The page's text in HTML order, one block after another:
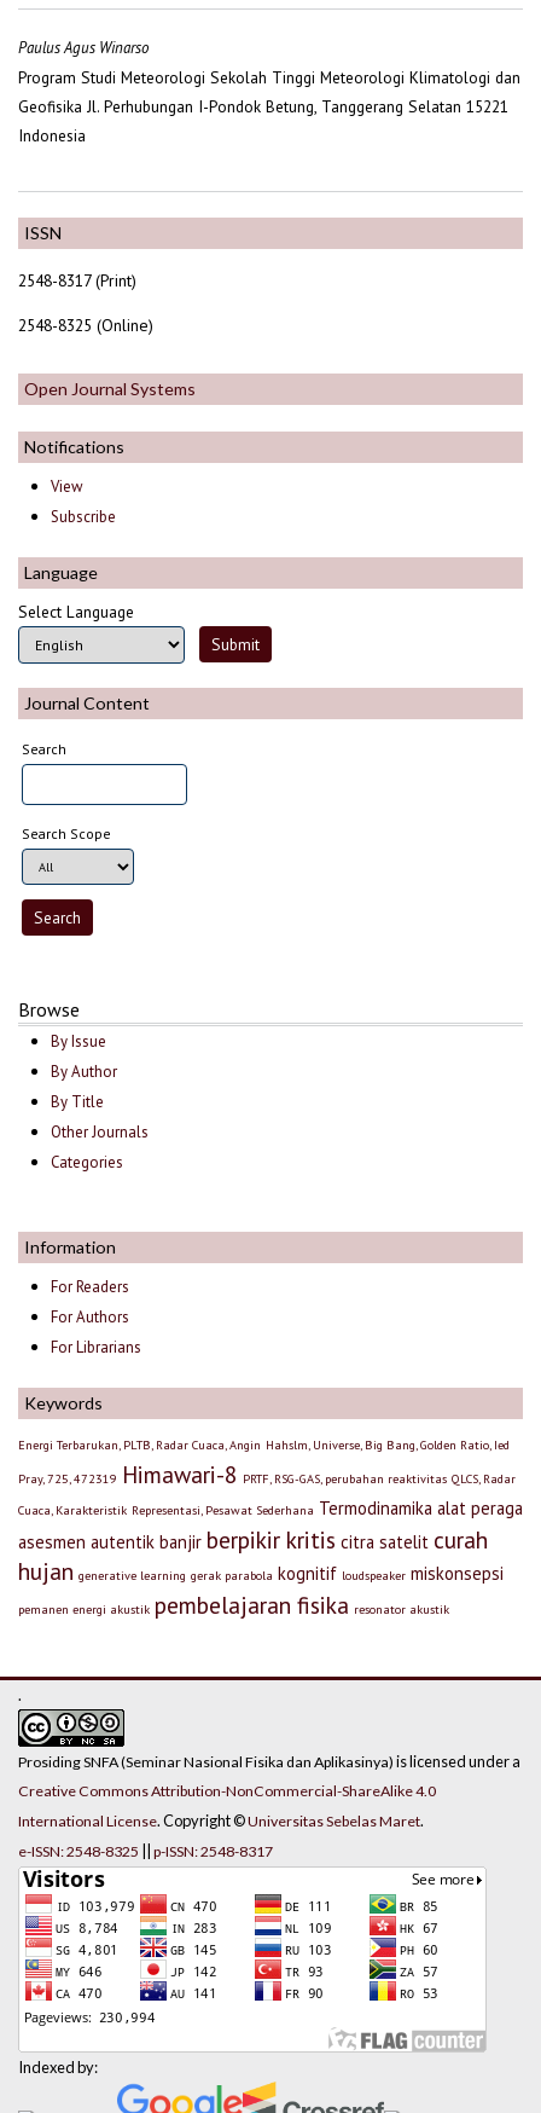
ISSN
2548-8317 (Print)
2548-8325 (Online)
Open Journal Systems
Notifications
View
Subscribe
Language
Select Language
Journal Content
Search
Search Scope
Browse
By Issue
By Author
By Title
Other Journals
Categories
Information
For Readers
For Authors
For Librarians
Keywords
Energi Terbarukan, PLTB, Radar Cuaca, Angin Hahslm, Universe, Big Bang, Golden Ratio, Ied
Pray, 725, 472319 Himawari-8 PRTF, RSG-GAS, perubahan reaktivitas QLCS, Radar
Cuaca, Karakteristik Representasi, Pesawat Sederhana Termodinamika alat peraga
asesmen autentik banjir berpikir kritis citra satelit curah
hujan generative learning gerak parabola kognitif loudspeaker miskonsepsi
pemanen energi akustik pembelajaran fisika resonator akustik
Paulus Agus Winarso
Program Studi Meteorologi Sekolah Tinggi Meteorologi Klimatologi dan
Geofisika Jl. Perhubungan I-Pondok Betung, Tanggerang Selatan 15221
Indonesia
.
Prosiding SNFA (Seminar Nasional Fisika dan Aplikasinya) is licensed under a
Creative Commons Attribution-NonCommercial-ShareAlike 4.0
International License. Copyright ©Universitas Sebelas Maret.
e-ISSN: 2548-8325 p-ISSN: 2548-8317
Indexed by: